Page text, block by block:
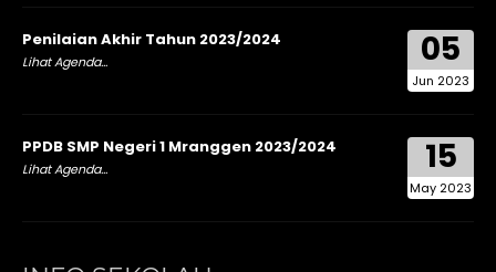
05
Jun 2023
Penilaian Akhir Tahun 2023/2024
Lihat Agenda...
15
May 2023
PPDB SMP Negeri 1 Mranggen 2023/2024
Lihat Agenda...